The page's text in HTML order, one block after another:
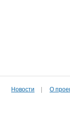
Новости О